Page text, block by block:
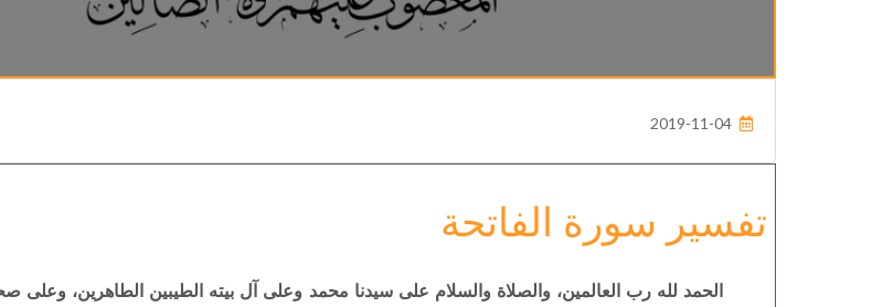
2019-11-04
تفسير سورة الفاتحة
الحمد لله رب العالمين، والصلاة والسلام على سيدنا محمد وعلى آل بيته الطيبين الطاهرين، وعلى